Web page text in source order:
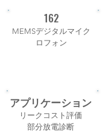
162
MEMSデジタルマイク
ロフォン
アプリケーション
リークコスト評価
部分放電診断